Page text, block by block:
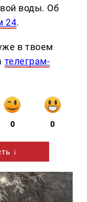
воды. Об
24.
в твоем
телеграм-
0 0
↓